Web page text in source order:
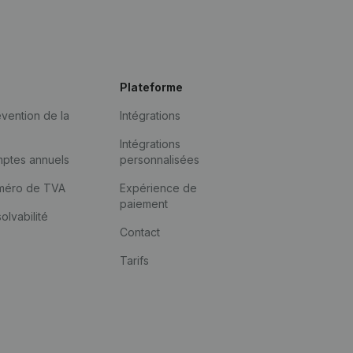
de la
annuels
de TVA
Plateforme
Intégrations
Intégrations
personnalisées
Expérience de
paiement
Contact
Tarifs